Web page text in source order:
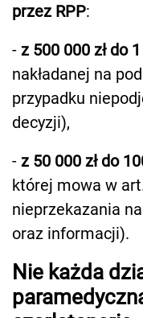
przez RPP:
- z 500 000 zł do
nakładanej na
przypadku
decyzji),
- z 50 000 zł do
której mowa w
nieprzekazania
oraz informacji).
Nie każda